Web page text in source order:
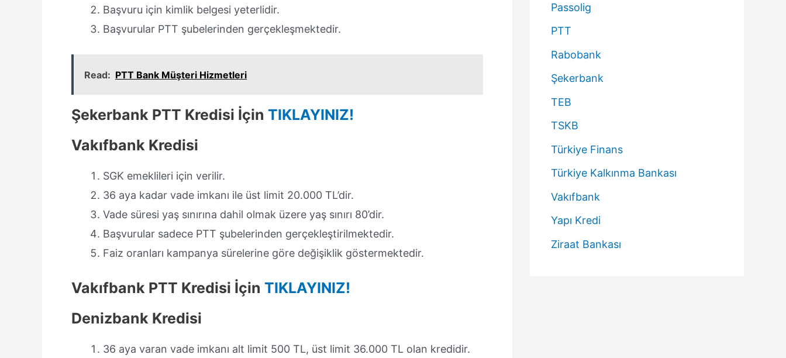
Başvuru için kimlik belgesi yeterlidir.
Başvurular PTT şubelerinden gerçekleşmektedir.
Read: PTT Bank Müşteri Hizmetleri
Şekerbank PTT Kredisi İçin TIKLAYINIZ!
Vakıfbank Kredisi
SGK emeklileri için verilir.
36 aya kadar vade imkanı ile üst limit 20.000 TL’dir.
Vade süresi yaş sınırına dahil olmak üzere yaş sınırı 80’dir.
Başvurular sadece PTT şubelerinden gerçekleştirilmektedir.
Faiz oranları kampanya sürelerine göre değişiklik göstermektedir.
Vakıfbank PTT Kredisi İçin TIKLAYINIZ!
Denizbank Kredisi
36 aya varan vade imkanı alt limit 500 TL, üst limit 36.000 TL olan kredidir.
Passolig
PTT
Rabobank
Şekerbank
TEB
TSKB
Türkiye Finans
Türkiye Kalkınma Bankası
Vakıfbank
Yapı Kredi
Ziraat Bankası